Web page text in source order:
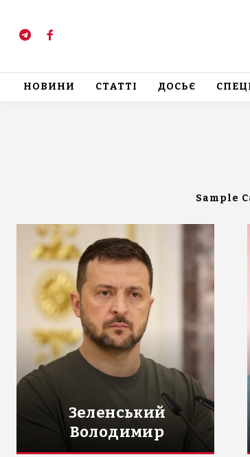
НОВИНИ СТАТТІ ДОСЬЄ
Sample
Зеленський
Володимир